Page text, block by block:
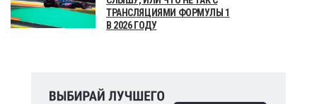
ТРАНСЛЯЦИЯМИ ФОРМУЛЫ 1
В 2026 ГОДУ